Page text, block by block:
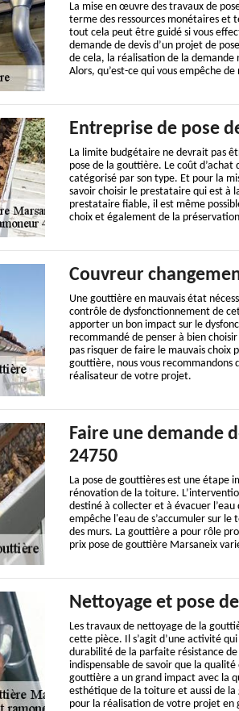
La mise en œuvre des travaux de
terme des ressources monétaires et
tout cela peut être guidé si vous
demande de devis d’un projet de
de cela, la réalisation de la demande
Alors, qu’est-ce qui vous empêche
Entreprise de pose
La limite budgétaire ne devrait pas
pose de la gouttière. Le coût
catégorisé par son type. Et pour la
savoir choisir le prestataire qui est à
prestataire fiable, il est même
choix et également de la
Couvreur
Une gouttière en mauvais état
contrôle de dysfonctionnement de
apporter un bon impact sur le
recommandé de penser à bien
pas risquer de faire le mauvais choix
gouttière, nous vous recommandons
réalisateur de votre projet.
Faire une demande
24750
La pose de gouttières est une étape
rénovation de la toiture.
destiné à collecter et à évacuer
empêche l'eau de s’accumuler sur
des murs. La gouttière a pour rôle
prix pose de gouttière Marsaneix
Nettoyage et pose
Les travaux de nettoyage de la
cette pièce. Il s’agit d’une activité
durabilité de la parfaite résistance
indispensable de savoir que la
gouttière a un grand impact avec la
esthétique de la toiture et aussi de
pour la réalisation de votre projet en